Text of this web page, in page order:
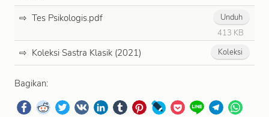
Unduh
413 KB
Tes Psikologis.pdf
Koleksi
Koleksi Sastra Klasik (2021)
Bagikan: